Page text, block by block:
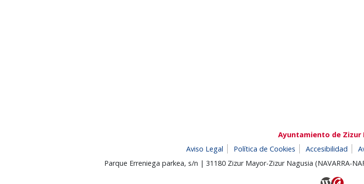
Ayuntamiento de Zizur
Aviso Legal
Política de Cookies Accesibilidad
Parque Erreniega parkea, s/n | 31180 Zizur Mayor-Zizur Nagusia (NAVARRA-